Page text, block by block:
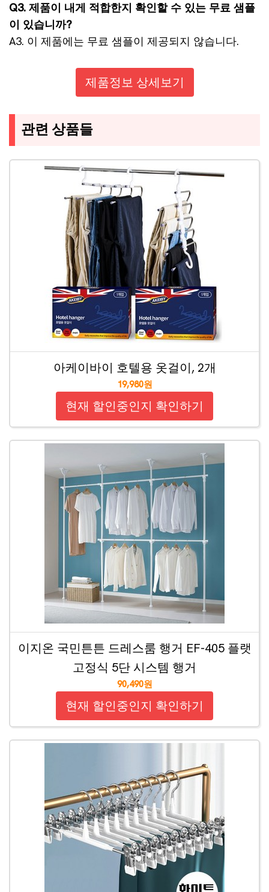
Q3. 제품이 내게 적합한지 확인할 수 있는 무료 샘플
이 있습니까?
A3. 이 제품에는 무료 샘플이 제공되지 않습니다.
제품정보 상세보기
관련 상품들
아케이바이 호텔용 옷걸이, 2개
19,980원
현재 할인중인지 확인하기
이지온 국민튼튼 드레스룸 행거 EF-405 플랫
고정식 5단 시스템 행거
90,490원
현재 할인중인지 확인하기